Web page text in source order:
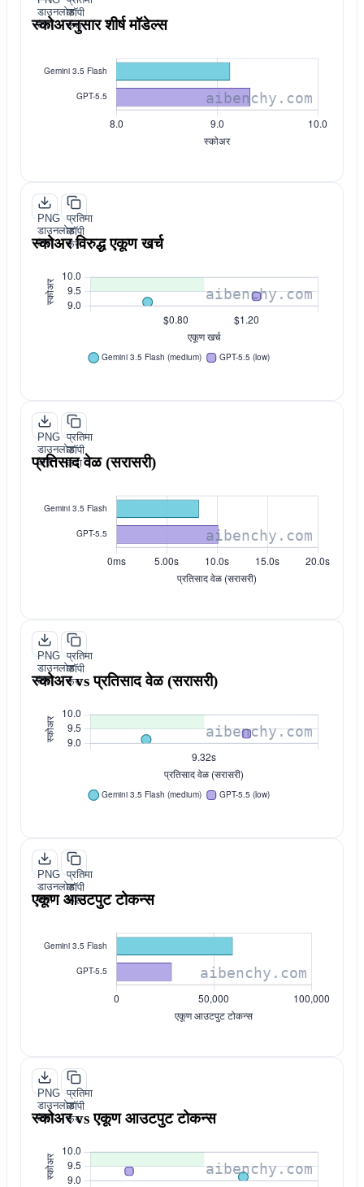
डाउनलोड
करा
कॉपी
करा
स्कोअरनुसार शीर्ष मॉडेल्स
PNG
डाउनलोड
करा
प्रतिमा
कॉपी
करा
स्कोअर विरुद्ध एकूण खर्च
PNG
डाउनलोड
करा
प्रतिमा
कॉपी
करा
प्रतिसाद वेळ (सरासरी)
PNG
डाउनलोड
करा
प्रतिमा
कॉपी
करा
स्कोअर vs प्रतिसाद वेळ (सरासरी)
PNG
डाउनलोड
करा
प्रतिमा
कॉपी
करा
एकूण आउटपुट टोकन्स
PNG
डाउनलोड
करा
प्रतिमा
कॉपी
करा
स्कोअर vs एकूण आउटपुट टोकन्स